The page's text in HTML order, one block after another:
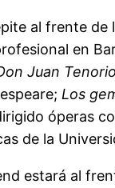
al frente
en
Juan Tenorio
Los
óperas
de la
estará al